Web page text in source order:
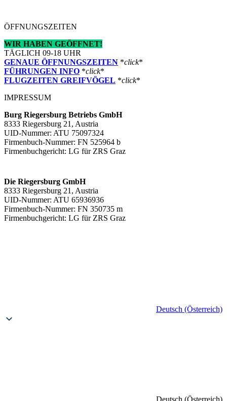
ÖFFNUNGSZEITEN
WIR HABEN GEÖFFNET!
TÄGLICH 09-18 UHR
GENAUE ÖFFNUNGSZEITEN *click*
FÜHRUNGEN INFO *click*
FLUGZEITEN GREIFVÖGEL *click*
IMPRESSUM
Burg Riegersburg Betriebs GmbH
8333 Riegersburg 21, Austria
UID-Nummer: ATU 75097324
Firmenbuch-Nummer: FN 525964 b
Firmenbuchgericht: LG für ZRS Graz
Die Riegersburg GmbH
8333 Riegersburg 21, Austria
UID-Nummer: ATU 65936936
Firmenbuch-Nummer: FN 350735 m
Firmenbuchgericht: LG für ZRS Graz
Deutsch (Österreich)